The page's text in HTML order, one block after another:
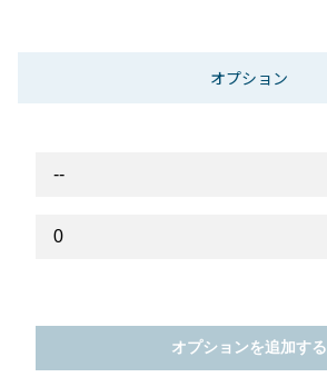
オプション
オプションを追加する